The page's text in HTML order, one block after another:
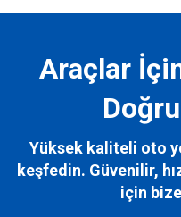
Araçlar
Yüksek kaliteli oto
keşfedin. Güvenilir,
için